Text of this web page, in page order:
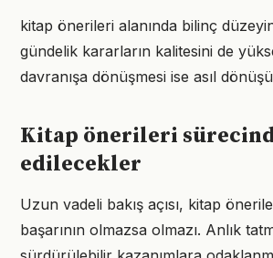
kitap önerileri alanında bilinç
gündelik kararların kalitesini de
davranışa dönüşmesi ise asıl
Kitap önerileri
edilecekler
Uzun vadeli bakış açısı, kitap
başarının olmazsa olmazı. Anlık